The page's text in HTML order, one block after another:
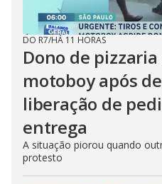
DO R7/HÁ 11 HORAS
Dono de
motoboy após
liberação de
entrega
A situação piorou quando
protesto